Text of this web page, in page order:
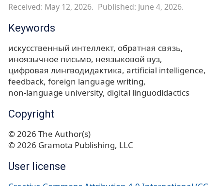
Received: May 12, 2026. Published: June 4, 2026.
Keywords
искусственный интеллект обратная связь
иноязычное письмо неязыковой вуз
цифровая лингводидактика artificial intelligence
feedback foreign language writing
non-language university digital linguodidactics
Copyright
© 2026 The Author(s)
© 2026 Gramota Publishing, LLC
User license